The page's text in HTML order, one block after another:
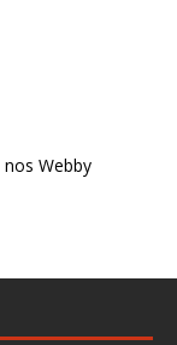
Webby